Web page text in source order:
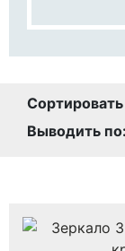
Выводить по: